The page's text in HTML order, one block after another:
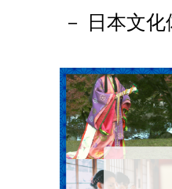
－ 日本文